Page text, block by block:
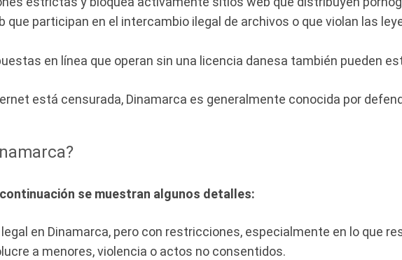
que participan en el intercambio ilegal de archivos o que violan las
en línea que operan sin una licencia danesa también pueden
está censurada, Dinamarca es generalmente conocida por
se muestran algunos detalles:
en Dinamarca, pero con restricciones, especialmente en lo que
a menores, violencia o actos no consentidos.